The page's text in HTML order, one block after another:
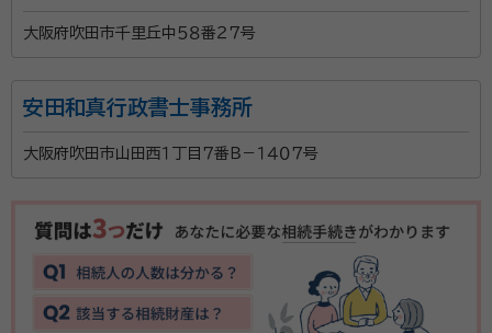
大阪府吹田市千里丘中５８番２７号
安田和真行政書士事務所
大阪府吹田市山田西１丁目７番Ｂ－１４０７号